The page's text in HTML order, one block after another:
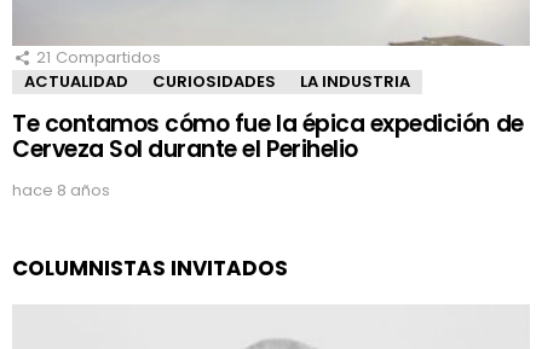
21 Compartidos
ACTUALIDAD
CURIOSIDADES LA INDUSTRIA
Te contamos cómo fue la épica expedición de
Cerveza Sol durante el Perihelio
hace 8 años
COLUMNISTAS INVITADOS